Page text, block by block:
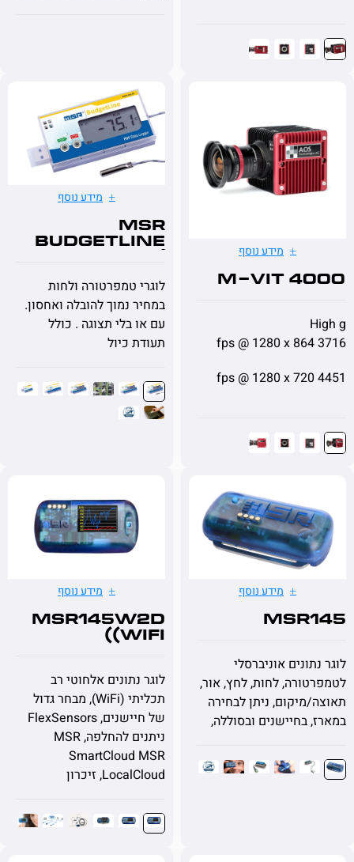
מידע נוסף
M-VIT
מידע נוסף
MSR
BudgetLine
לוגרי טמפרטורה ולחות
במחיר נמוך להובלה ואחסון.
עם או בלי תצוגה . כולל
תעודת כיול
מידע נוסף
אוניברסלי
לחות, לחץ, אור,
ניתן לבחירה
בחיישנים ובסוללה,
מידע נוסף
MSR145W2D
(WiFi)
לוגר נתונים אלחוטי רב
תכליתי (WiFi), מבחר גדול
של חיישנים, FlexSensors
ניתנים להחלפה, MSR
SmartCloud MSR
LocalCloud, זיכרון